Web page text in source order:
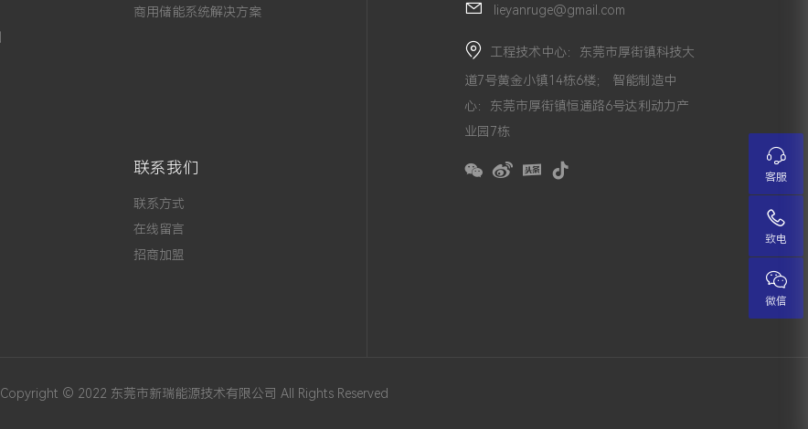
商用储能系统解决方案
联系我们
联系方式
在线留言
招商加盟
lieyanruge@gmail.com
工程技术中心：东莞市厚街镇科技大
道7号黄金小镇14栋6楼； 智能制造中
心：东莞市厚街镇恒通路6号达利动力产
业园7栋
Copyright © 2022 东莞市新瑞能源技术有限公司 All Rights Reserved
客服
致电
微信